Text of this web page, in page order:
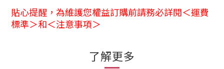
貼心提醒，為維護您權益訂購前請務必詳閱＜運費
標準＞和＜注意事項＞
了解更多